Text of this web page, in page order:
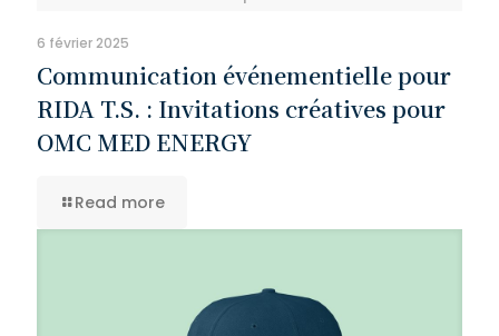
6 février 2025
Communication événementielle pour
RIDA T.S. : Invitations créatives pour
OMC MED ENERGY
Read more